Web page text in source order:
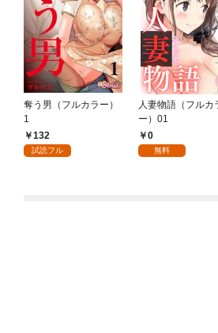
奪う男（フルカラー）
1
132
試読フル
人妻物語（フルカ
ー）01
0
無料